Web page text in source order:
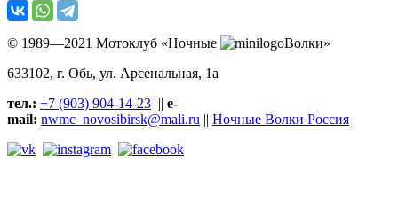
© 1989—2021 Мотоклуб «Ночные
Волки»
633102, г. Обь, ул. Арсенальная, 1а
тел.: +7 (903) 904-14-23 || e-
mail: nwmc_novosibirsk@mali.ru || Ночные Волки Россия